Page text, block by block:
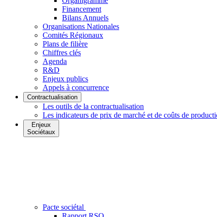
Financement
Bilans Annuels
Organisations Nationales
Comités Régionaux
Plans de filière
Chiffres clés
Agenda
R&D
Enjeux publics
Appels à concurrence
Contractualisation
Les outils de la contractualisation
Les indicateurs de prix de marché et de coûts de
Enjeux
Sociétaux
Pacte sociétal